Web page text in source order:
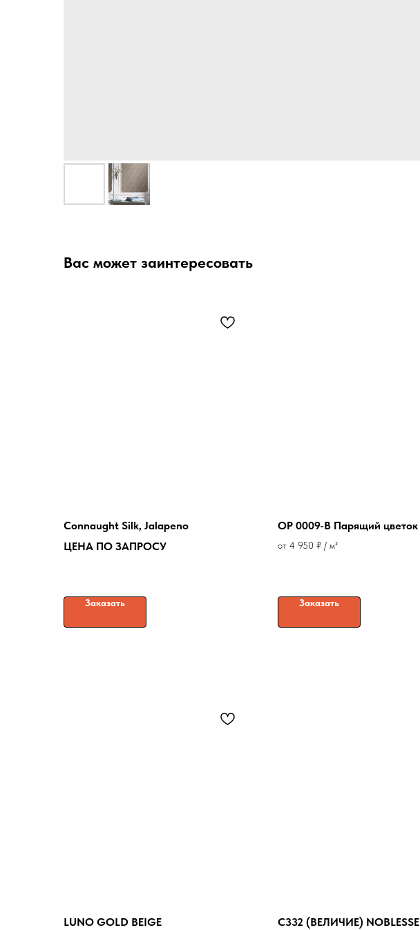
Вас может заинтересовать
Connaught Silk, Jalapeno
ЦЕНА ПО ЗАПРОСУ
Заказать
OP 0009-B Парящий цветок
от 4 950 ₽ / м²
Заказать
LUNO GOLD BEIGE C332 (ВЕЛИЧИЕ) NOBLESSE